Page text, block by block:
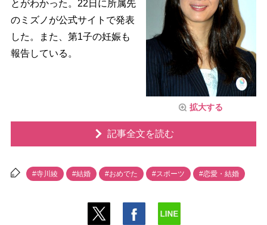
拡大する
とがわかった。22日に所属先
のミズノが公式サイトで発表
した。また、第1子の妊娠も
報告している。
記事全文を読む
#寺川綾 #結婚 #おめでた #スポーツ #恋愛・結婚